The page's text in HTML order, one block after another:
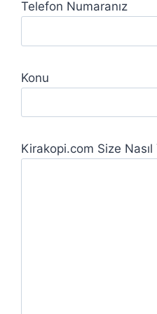
Telefon Numaranız
Konu
Kirakopi.com Size Nasıl